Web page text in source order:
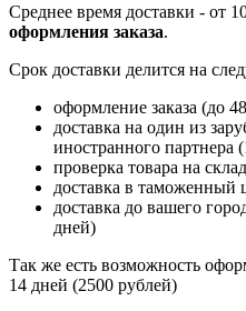
Среднее время доставки - от
оформления заказа.
Срок доставки делится на
оформление заказа (до
доставка на один из
иностранного партнера
проверка товара на
доставка в таможенный
доставка до вашего
дней)
Так же есть возможность
14 дней (2500 рублей)